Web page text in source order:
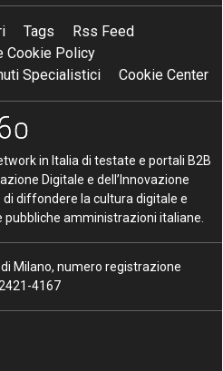
Tags
Rss Feed
Cookie Policy
Specialistici
Cookie Center
in Italia di testate e portali B2B
Digitale e dell’Innovazione
di diffondere la cultura digitale e
amministrazioni italiane.
Milano, numero registrazione
4167